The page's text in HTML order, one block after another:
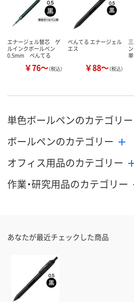
数量
カゴへ
数量
エナージェル替芯 ゲ
ルインクボールペン
0.5mm ぺんてる
￥76～（税込）
ぺんてる エナージェル
エス
￥88～（税込）
単色ボールペンのカテゴリー
ボールペンのカテゴリー
オフィス用品のカテゴリー
作業・研究用品のカテゴリー
あなたが最近チェックした商品